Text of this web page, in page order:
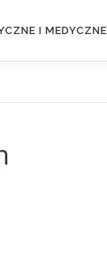
I MEDYCZNE